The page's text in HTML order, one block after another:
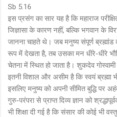
Sb 5.16
इस प्रसंग का सार यह है कि महाराज
जिज्ञासा के कारण नहीं, बल्कि भगवान के
जानना चाहते थे। जब मनुष्य संपूर्ण
रूप में देखता है, तब उसका मन धीरे-धीरे
चेतना में स्थित हो जाता है। शुकदेव
इतनी विशाल और असीम है कि स्वयं ब्रह्मा
इसलिए मनुष्य को अपनी सीमित बुद्धि पर
गुरु-परंपरा से प्राप्त दिव्य ज्ञान को
भी शिक्षा दी गई है कि संसार की कोई भी